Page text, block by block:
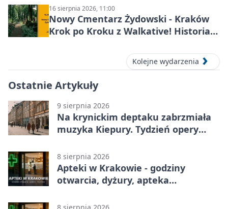
16 sierpnia 2026, 11:00
Nowy Cmentarz Żydowski - Kraków
Krok po Kroku z Walkative! Historia
Kolejne wydarzenia
Ostatnie Artykuły
9 sierpnia 2026
Na krynickim deptaku zabrzmiała
muzyka Kiepury. Tydzień opery
8 sierpnia 2026
Apteki w Krakowie - godziny
otwarcia, dyżury, apteka